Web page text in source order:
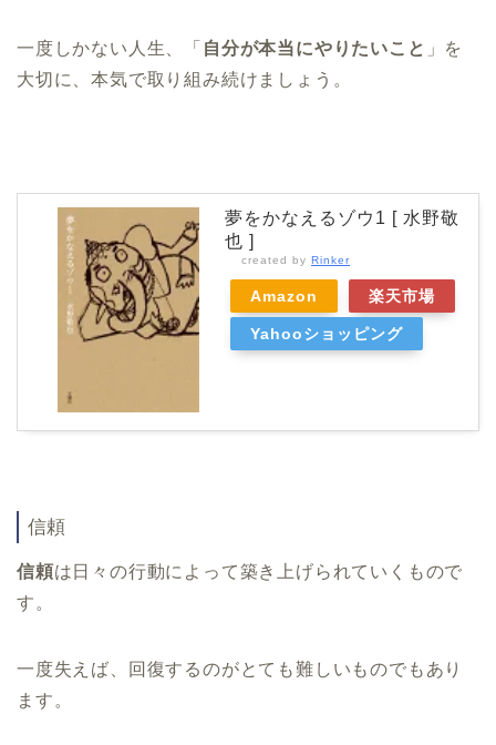
一度しかない人生、「 自分が本当にやりたいこと 」を
大切に、本気で取り組み続けましょう。
夢をかなえるゾウ1 [ 水野敬
也 ]
created by Rinker
Amazon 楽天市場
Yahooショッピング
信頼
信頼は日々の行動によって築き上げられていくもので
す。
一度失えば、回復するのがとても難しいものでもあり
ます。